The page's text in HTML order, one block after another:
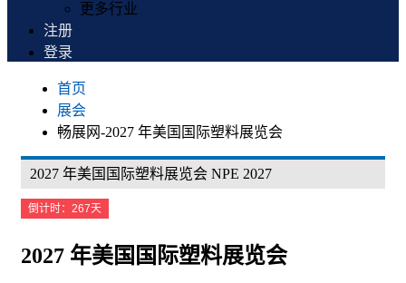
更多行业
注册
登录
首页
展会
畅展网-2027 年美国国际塑料展览会
2027 年美国国际塑料展览会 NPE 2027
倒计时：267天
2027 年美国国际塑料展览会